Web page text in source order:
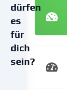
dürfen
es
für
dich
sein?